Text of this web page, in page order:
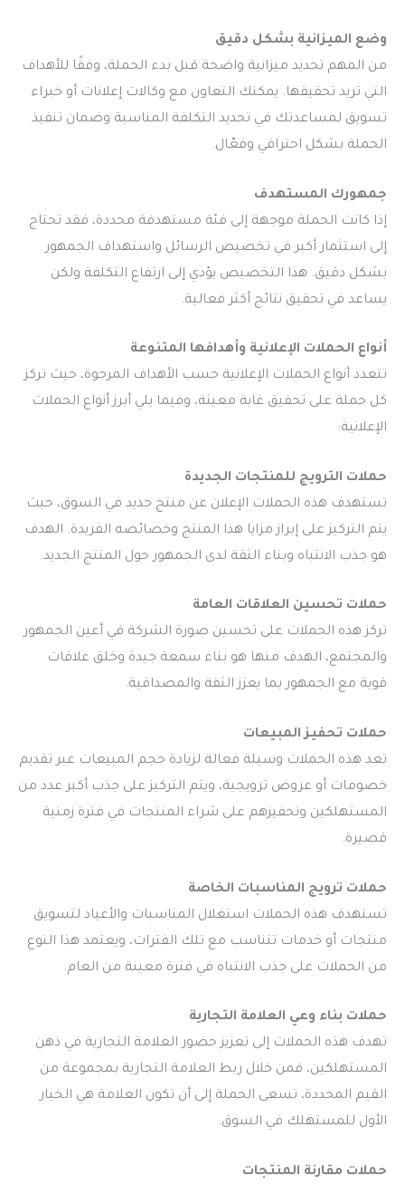
وضع الميزانية بشكل دقيق
من المهم تحديد ميزانية واضحة قبل بدء الحملة، وفقًا للأهداف
التي تريد تحقيقها. يمكنك التعاون مع وكالات إعلانات أو خبراء
تسويق لمساعدتك في تحديد التكلفة المناسبة وضمان تنفيذ
الحملة بشكل احترافي وفعّال.
جمهورك المستهدف
إذا كانت الحملة موجهة إلى فئة مستهدفة محددة، فقد تحتاج
إلى استثمار أكبر في تخصيص الرسائل واستهداف الجمهور
بشكل دقيق. هذا التخصيص يؤدي إلى ارتفاع التكلفة ولكن
يساعد في تحقيق نتائج أكثر فعالية.
أنواع الحملات الإعلانية وأهدافها المتنوعة
تتعدد أنواع الحملات الإعلانية حسب الأهداف المرجوة، حيث تركز
كل حملة على تحقيق غاية معينة، وفيما يلي أبرز أنواع الحملات
الإعلانية:
حملات الترويج للمنتجات الجديدة
تستهدف هذه الحملات الإعلان عن منتج جديد في السوق، حيث
يتم التركيز على إبراز مزايا هذا المنتج وخصائصه الفريدة. الهدف
هو جذب الانتباه وبناء الثقة لدى الجمهور حول المنتج الجديد.
حملات تحسين العلاقات العامة
تركز هذه الحملات على تحسين صورة الشركة في أعين الجمهور
والمجتمع، الهدف منها هو بناء سمعة جيدة وخلق علاقات
قوية مع الجمهور بما يعزز الثقة والمصداقية.
حملات تحفيز المبيعات
تعد هذه الحملات وسيلة فعالة لزيادة حجم المبيعات عبر تقديم
خصومات أو عروض ترويجية، ويتم التركيز على جذب أكبر عدد من
المستهلكين وتحفيزهم على شراء المنتجات في فترة زمنية
قصيرة.
حملات ترويج المناسبات الخاصة
تستهدف هذه الحملات استغلال المناسبات والأعياد لتسويق
منتجات أو خدمات تتناسب مع تلك الفترات، ويعتمد هذا النوع
من الحملات على جذب الانتباه في فترة معينة من العام.
حملات بناء وعي العلامة التجارية
تهدف هذه الحملات إلى تعزيز حضور العلامة التجارية في ذهن
المستهلكين، فمن خلال ربط العلامة التجارية بمجموعة من
القيم المحددة، تسعى الحملة إلى أن تكون العلامة هي الخيار
الأول للمستهلك في السوق.
حملات مقارنة المنتجات